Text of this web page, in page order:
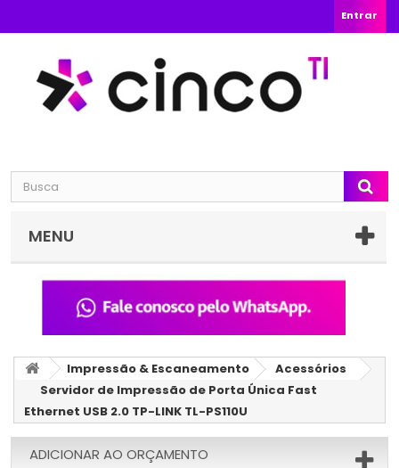
Entrar
MENU
Impressão & Escaneamento
Acessórios
Servidor de Impressão de Porta Única Fast
Ethernet USB 2.0 TP-LINK TL-PS110U
ADICIONAR AO ORÇAMENTO